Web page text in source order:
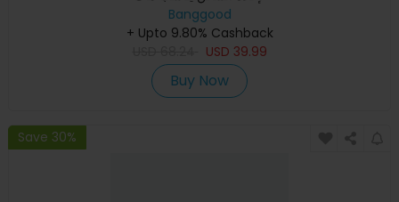
Banggood
+ Upto 9.80% Cashback
USD 39.99
Buy Now
Save 30%